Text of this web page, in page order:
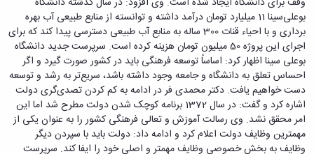
معاونت
پژوهش
و
فناوری
معاونت
فرهنگی
و
اجتماعی
نهاد
نمایندگی
برنامه‌های
آموزشی
آموزش
زبان
فارسی
به
غیرفارسی‌زبانان
آموزش‌های
کاربردی
و
الکترونیکی
آزمایشگاه
مرکزی
آزمایشگاه
تنش
پسماند
آزمایشگاه
مقاومت
مصالح
آزمایشگاه
مواد
فنی
و
مهندسی
کبودرآهنگ
فنی
و
منابع
طبیعی
تویسرکان
مدیریت
سرویس
ورزش و
سرگرمی
اداره
تربیت
بدنی
و
فوق
برنامه
استخر
بنیاد
خیرین
حامی
دانشگاه
بوعلی
سینا
مؤسسه
حمایت
های
مردمی
بوعلی‌سینا 11 میلیارد تومان درآمد داشته و توانسته از منابع طبیعی آب بهره
‌برداری و با احیاء قنات 300 ساله به منابع آب طبیعی دسترسی پیدا کند که برای
اجرای این پروژه 50 میلیون تومان هزینه کرده است. سرپرست جدید دانشگاه
بوعلی ‌سینا اظهار کرد: اساساً توسعه فرهنگی باید در کشور صورت گیرد و اگر
احساس تعلق به دانشگاه و جامعه وجود داشته باشد، سریع‌تر به رشد و توسعه
دست خواهیم یافت. دکتر محمدی‌ فر در ادامه به کم کردن تصدی‌گری دولت
اشاره کرد و گفت: در سال 1372 برنامه کوچک شدن دولت مطرح شد اما این
امر محقق نشد. وی رسالت آموزش و تعالی فرهنگی کشور را به عنوان یکی از
مهمترین وظایف دولت اعلام کرد و ادامه داد: دولت باید با سپردن دیگر
وظایف به بخش خصوصی وظایف مهمتر و اصلی خود را ایفا کند. سرپرست